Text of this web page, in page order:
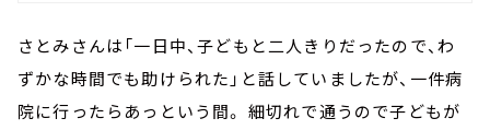
さとみさんは「一日中、子どもと二人きりだったので、わ
ずかな時間でも助けられた」と話していましたが、一件病
院に行ったらあっという間。 細切れで通うので子どもが